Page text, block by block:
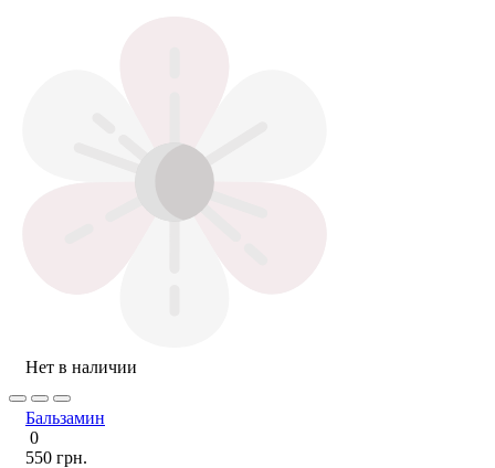
Нет в наличии
Бальзамин
0
550 грн.